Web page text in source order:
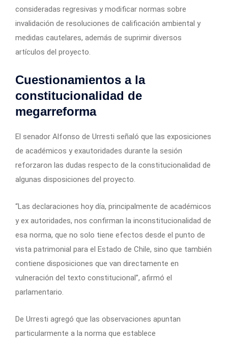
consideradas regresivas y modificar normas sobre
invalidación de resoluciones de calificación ambiental y
medidas cautelares, además de suprimir diversos
artículos del proyecto.
Cuestionamientos a la
constitucionalidad de
megarreforma
El senador Alfonso de Urresti señaló que las exposiciones
de académicos y exautoridades durante la sesión
reforzaron las dudas respecto de la constitucionalidad de
algunas disposiciones del proyecto.
“Las declaraciones hoy día, principalmente de académicos
y ex autoridades, nos confirman la inconstitucionalidad de
esa norma, que no solo tiene efectos desde el punto de
vista patrimonial para el Estado de Chile, sino que también
contiene disposiciones que van directamente en
vulneración del texto constitucional”, afirmó el
parlamentario.
De Urresti agregó que las observaciones apuntan
particularmente a la norma que establece